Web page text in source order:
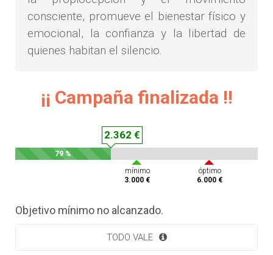
consciente, promueve el bienestar físico y
emocional, la confianza y la libertad de
quienes habitan el silencio.
¡¡ Campaña finalizada !!
2.362 €
79 %
mínimo
3.000 €
óptimo
6.000 €
Objetivo mínimo no alcanzado.
TODO VALE